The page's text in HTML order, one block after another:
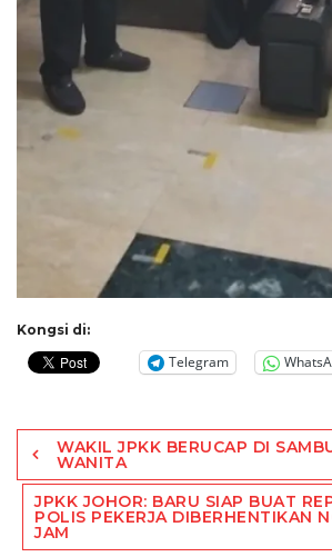
Kongsi di:
Telegram
Post
navigation
WAKIL JPKK BERUCAP DI
WANITA
JPKK JOHOR: BARU SIAP BUAT
POLIS PEKERJA DIBERHENTIKAN
JAM